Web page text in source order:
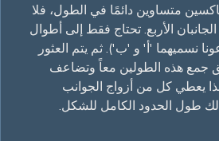
متساوين دائمًا في الطول، فلا
الأربع. تحتاج فقط إلى أطوال
نسميهما 'أ' و 'ب'). ثم يتم العثور
جمع هذه الطولين معاً وتضاعف
يعطي كل من أزواج الجوانب
لك طول الحدود الكامل للشكل.